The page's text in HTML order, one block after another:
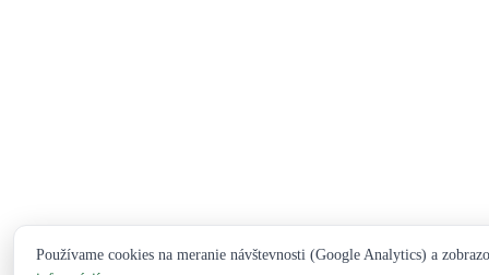
Používame cookies na meranie návštevnosti (Google Analytics) a